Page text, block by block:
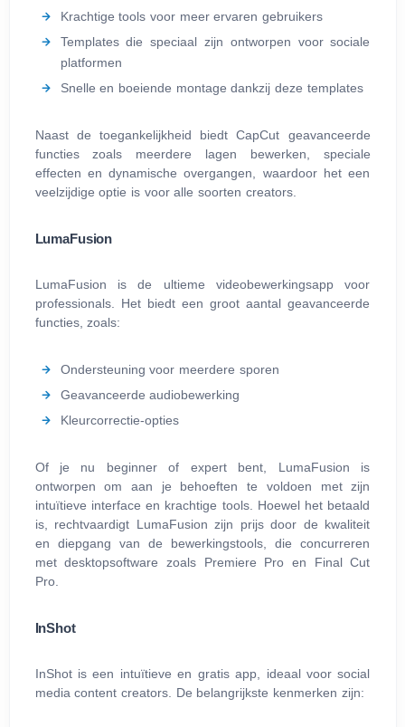
Krachtige tools voor meer ervaren gebruikers
Templates die speciaal zijn ontworpen voor sociale
platformen
Snelle en boeiende montage dankzij deze templates
Naast de toegankelijkheid biedt CapCut geavanceerde
functies zoals meerdere lagen bewerken, speciale
effecten en dynamische overgangen, waardoor het een
veelzijdige optie is voor alle soorten creators.
LumaFusion
LumaFusion is de ultieme videobewerkingsapp voor
professionals. Het biedt een groot aantal geavanceerde
functies, zoals:
Ondersteuning voor meerdere sporen
Geavanceerde audiobewerking
Kleurcorrectie-opties
Of je nu beginner of expert bent, LumaFusion is
ontworpen om aan je behoeften te voldoen met zijn
intuïtieve interface en krachtige tools. Hoewel het betaald
is, rechtvaardigt LumaFusion zijn prijs door de kwaliteit
en diepgang van de bewerkingstools, die concurreren
met desktopsoftware zoals Premiere Pro en Final Cut
Pro.
InShot
InShot is een intuïtieve en gratis app, ideaal voor social
media content creators. De belangrijkste kenmerken zijn: